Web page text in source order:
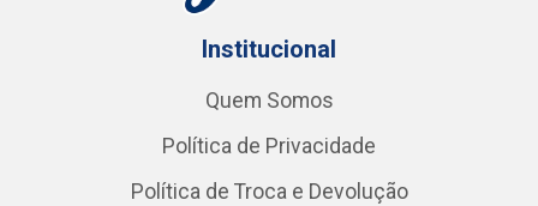
Institucional
Quem Somos
Política de Privacidade
Política de Troca e Devolução